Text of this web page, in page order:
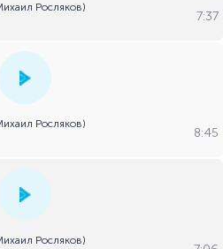
Росляков)
7:37
Росляков)
8:45
Росляков)